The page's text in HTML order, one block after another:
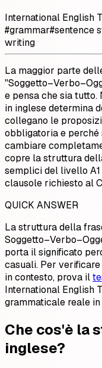
International English
#grammar#sentence
writing
La maggior parte
e pensa che sia
in inglese determina
collegano le
obbligatoria e perché
cambiare
copre la struttura
semplici del livello
clausole richiesto al
QUICK ANSWER
La struttura della
porta il significato
casuali. Per
in contesto, prova il
International English
grammaticale reale
Che cos'è la
inglese?